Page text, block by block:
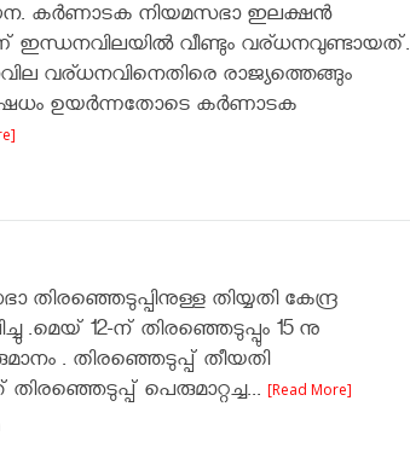
കർണാടക നിയമസഭാ ഇലക്ഷൻ
ഇന്ധനവിലയിൽ വീണ്ടും വര്ധനവുണ്ടായത്.
വര്ധനവിനെതിരെ രാജ്യത്തെങ്ങും
ഉയർന്നതോടെ കർണാടക
തിയ്യതി കേന്ദ്ര
.മെയ് 12-ന് തിരഞ്ഞെടുപ്പും 15 നു
. തിരഞ്ഞെടുപ്പ് തീയതി
പെരുമാറ്റച്ച... [Read More]